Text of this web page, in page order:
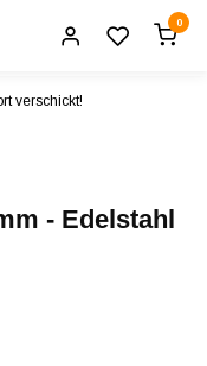
0
verschickt!
- Edelstahl